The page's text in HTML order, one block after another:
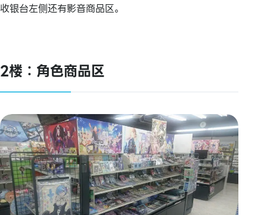
收银台左侧还有影音商品区。
2楼：角色商品区